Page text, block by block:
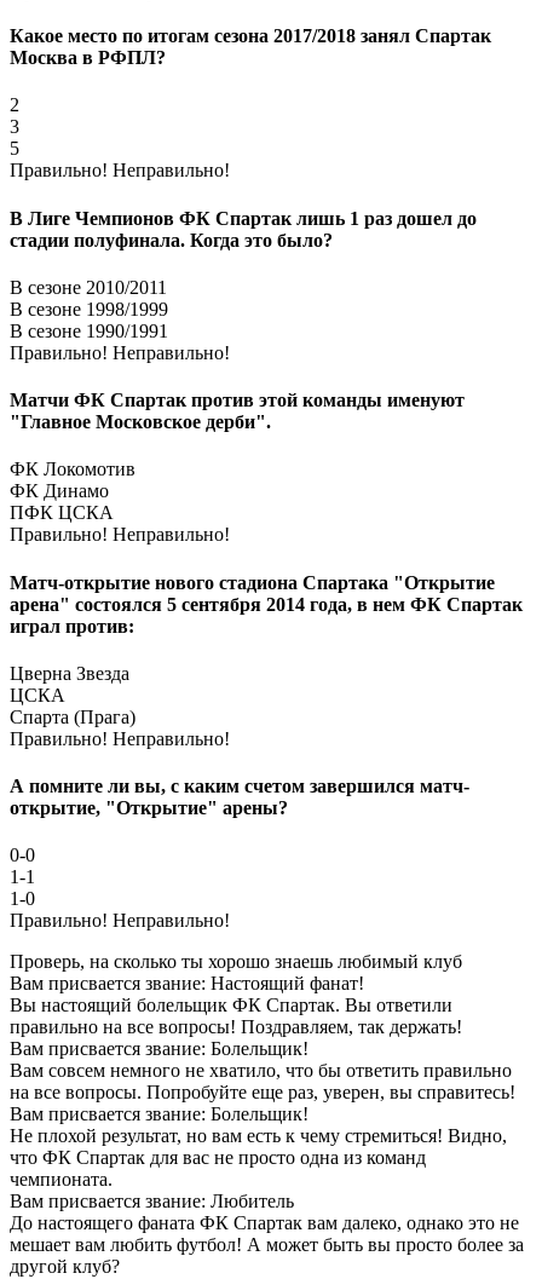
Какое место по итогам сезона 2017/2018 занял Спартак
Москва в РФПЛ?
2
3
5
Правильно! Неправильно!
В Лиге Чемпионов ФК Спартак лишь 1 раз дошел до
стадии полуфинала. Когда это было?
В сезоне 2010/2011
В сезоне 1998/1999
В сезоне 1990/1991
Правильно! Неправильно!
Матчи ФК Спартак против этой команды именуют
"Главное Московское дерби".
ФК Локомотив
ФК Динамо
ПФК ЦСКА
Правильно! Неправильно!
Матч-открытие нового стадиона Спартака "Открытие
арена" состоялся 5 сентября 2014 года, в нем ФК Спартак
играл против:
Цверна Звезда
ЦСКА
Спарта (Прага)
Правильно! Неправильно!
А помните ли вы, с каким счетом завершился матч-
открытие, "Открытие" арены?
0-0
1-1
1-0
Правильно! Неправильно!
Проверь, на сколько ты хорошо знаешь любимый клуб
Вам присвается звание: Настоящий фанат!
Вы настоящий болельщик ФК Спартак. Вы ответили
правильно на все вопросы! Поздравляем, так держать!
Вам присвается звание: Болельщик!
Вам совсем немного не хватило, что бы ответить правильно
на все вопросы. Попробуйте еще раз, уверен, вы справитесь!
Вам присвается звание: Болельщик!
Не плохой результат, но вам есть к чему стремиться! Видно,
что ФК Спартак для вас не просто одна из команд
чемпионата.
Вам присвается звание: Любитель
До настоящего фаната ФК Спартак вам далеко, однако это не
мешает вам любить футбол! А может быть вы просто более за
другой клуб?